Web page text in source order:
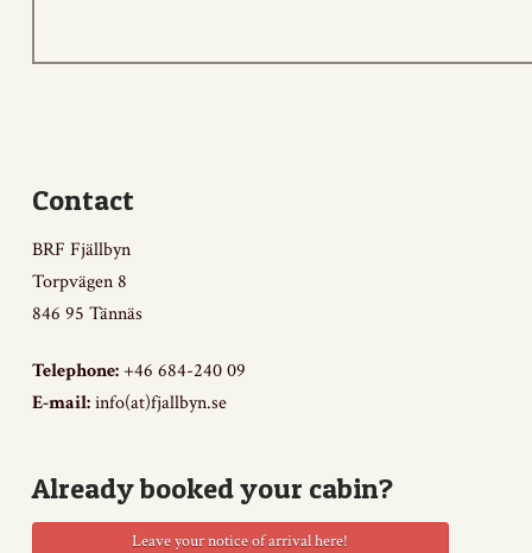
Contact
BRF Fjällbyn
Torpvägen 8
846 95 Tännäs
Telephone:+46 684-240 09
E-mail:info(at)fjallbyn.se
Already booked your cabin?
Leave your notice of arrival here!